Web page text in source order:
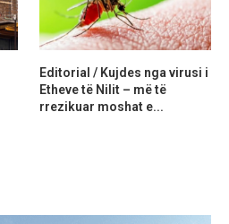
Editorial / Kujdes nga virusi i
Etheve të Nilit – më të
rrezikuar moshat e...